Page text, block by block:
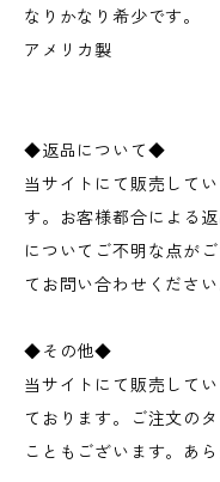
なりかなり希少です。
アメリカ製
◆返品について◆
当サイトにて販売して
す。お客様都合による
についてご不明な点が
てお問い合わせください
◆その他◆
当サイトにて販売して
ております。ご注文の
こともございます。あ